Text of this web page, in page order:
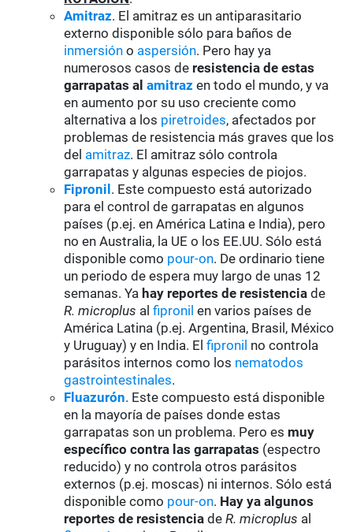
Amitraz. El amitraz es un antiparasitario
externo disponible sólo para baños de
inmersión o aspersión. Pero hay ya
numerosos casos de resistencia de estas
garrapatas alamitraz en todo el mundo, y va
en aumento por su uso creciente como
alternativa a los piretroides, afectados por
problemas de resistencia más graves que los
del amitraz. El amitraz sólo controla
garrapatas y algunas especies de piojos.
Fipronil . Este compuesto está autorizado
para el control de garrapatas en algunos
países (p.ej. en América Latina e India), pero
no en Australia, la UE o los EE.UU. Sólo está
disponible como pour-on. De ordinario tiene
un periodo de espera muy largo de unas 12
semanas. Ya hay reportes de resistencia de
R. microplus alfipronil en varios países de
América Latina (p.ej. Argentina, Brasil, México
y Uruguay) y en India. Elfipronil no controla
parásitos internos como los nematodos
gastrointestinales.
Fluazurón. Este compuesto está disponible
en la mayoría de países donde estas
garrapatas son un problema. Pero es muy
específico contra las garrapatas (espectro
reducido) y no controla otros parásitos
externos (p.ej. moscas) ni internos. Sólo está
disponible como pour-on. Hay ya algunos
reportes de resistencia deR. microplus al